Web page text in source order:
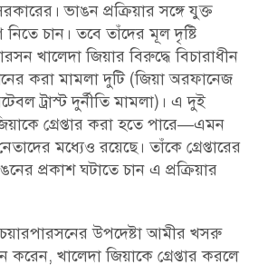
ভাঙন প্রক্রিয়ার সঙ্গে যুক্ত
চান। তবে তাঁদের মূল দৃষ্টি
খালেদা জিয়ার বিরুদ্ধে বিচারাধীন
করা মামলা দুটি (জিয়া অরফানেজ
ট্রাস্ট দুর্নীতি মামলা)। এ দুই
গ্রেপ্তার করা হতে পারে—এমন
মধ্যেও রয়েছে। তাঁকে গ্রেপ্তারের
প্রকাশ ঘটাতে চান এ প্রক্রিয়ার
উপদেষ্টা আমীর খসরু
খালেদা জিয়াকে গ্রেপ্তার করলে